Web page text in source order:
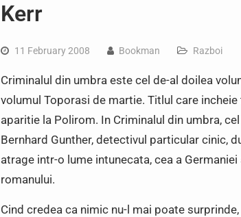
Kerr
11 February 2008 Bookman Razboi
Criminalul din umbra este cel de-al doilea
volumul Toporasi de martie. Titlul care
aparitie la Polirom. In Criminalul din umbra,
Bernhard Gunther, detectivul particular cinic,
atrage intr-o lume intunecata, cea a
romanului.
Cind credea ca nimic nu-l mai poate